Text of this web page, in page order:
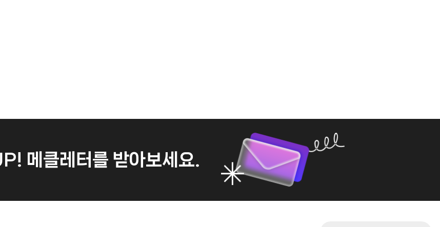
메클레터를 받아보세요.